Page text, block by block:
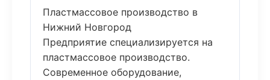
Пластмассовое производство в
Нижний Новгород
Предприятие специализируется на
пластмассовое производство.
Современное оборудование,